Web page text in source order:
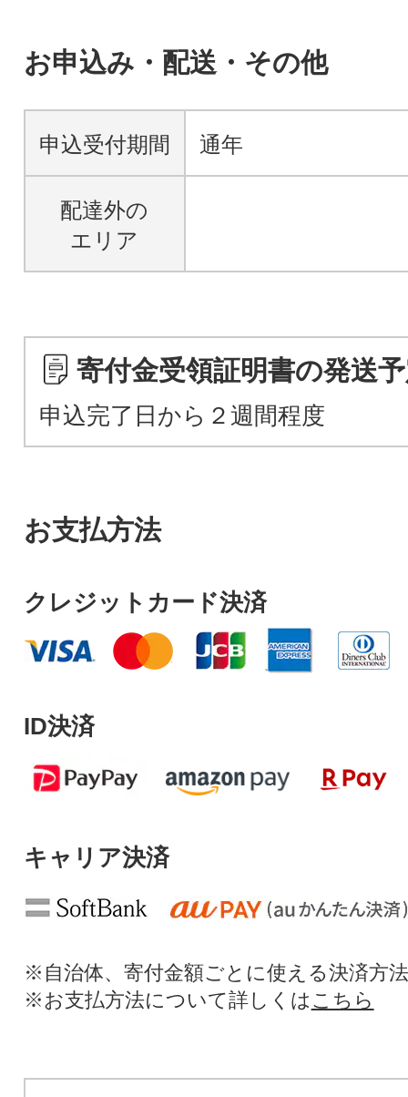
お申込み・配送・その他
申込受付期間 通年
配達外の
エリア
寄付金受領証明書の発送
申込完了日から２週間程度
お支払方法
クレジットカード決済
ID決済
キャリア決済
※自治体、寄付金額ごとに使える決済方
※お支払方法について詳しくは こちら